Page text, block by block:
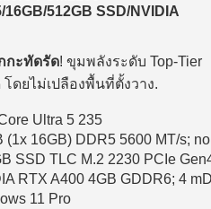
512GB SSD/NVIDIA
กะทัดรัด! ขุมพลังระดับ Top-Tier
ดยไม่เปลืองพื้นที่ตั้งวาง.
Ultra 5 235
(1x 16GB) DDR5 5600 MT/s;
SSD TLC M.2 2230 PCIe
RTX A400 4GB GDDR6; 4
11 Pro